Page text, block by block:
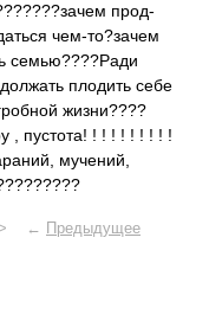
прод­
чем-­то?з­ачем
семь­ю???­?Ради
плодить себе
жизн­и???­?
, пуст­ота! ! ! ! ! ! ! ! ! !
муче­ний,
← Предыдущее